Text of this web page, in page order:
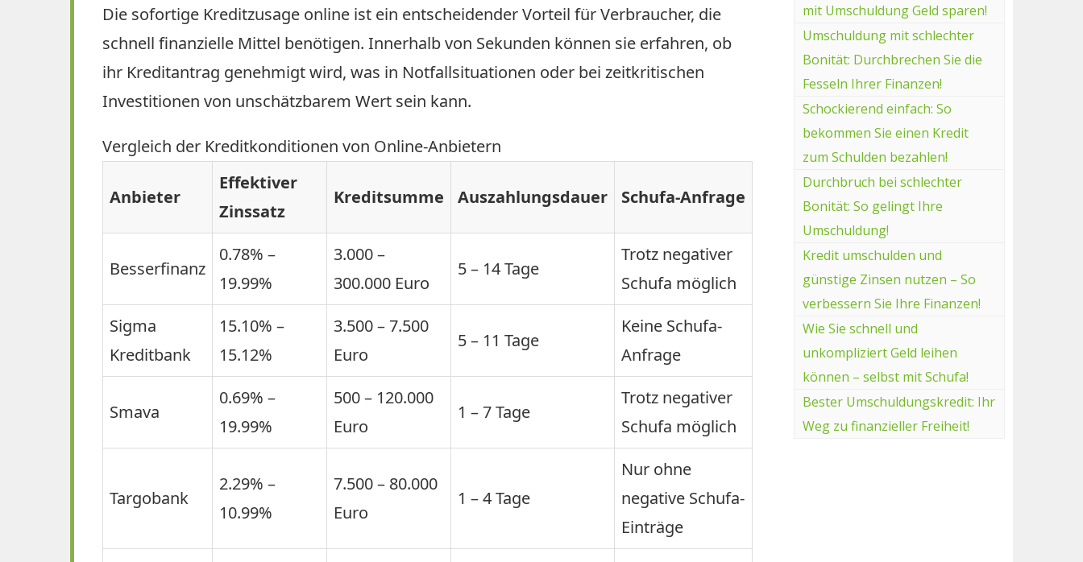
Die sofortige Kreditzusage online ist ein entscheidender Vorteil für Verbraucher, die
schnell finanzielle Mittel benötigen. Innerhalb von Sekunden können sie erfahren, ob
ihr Kreditantrag genehmigt wird, was in Notfallsituationen oder bei zeitkritischen
Investitionen von unschätzbarem Wert sein kann.
Vergleich der Kreditkonditionen von Online-Anbietern
Anbieter
Effektiver
Zinssatz
Kreditsumme Auszahlungsdauer Schufa-Anfrage
Besserfinanz
0.78% –
19.99%
3.000 –
300.000 Euro
5 – 14 Tage
Trotz negativer
Schufa möglich
Sigma
Kreditbank
15.10% –
15.12%
3.500 – 7.500
Euro
5 – 11 Tage
Keine Schufa-
Anfrage
Smava
0.69% –
19.99%
500 – 120.000
Euro
1 – 7 Tage
Trotz negativer
Schufa möglich
Targobank
2.29% –
10.99%
7.500 – 80.000
Euro
1 – 4 Tage
Nur ohne
negative Schufa-
Einträge
mit Umschuldung Geld sparen!
Umschuldung mit schlechter
Bonität: Durchbrechen Sie die
Fesseln Ihrer Finanzen!
Schockierend einfach: So
bekommen Sie einen Kredit
zum Schulden bezahlen!
Durchbruch bei schlechter
Bonität: So gelingt Ihre
Umschuldung!
Kredit umschulden und
günstige Zinsen nutzen – So
verbessern Sie Ihre Finanzen!
Wie Sie schnell und
unkompliziert Geld leihen
können – selbst mit Schufa!
Bester Umschuldungskredit: Ihr
Weg zu finanzieller Freiheit!